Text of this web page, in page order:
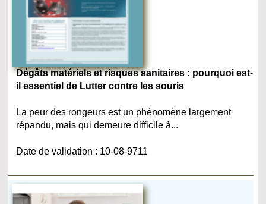
Dégâts matériels et risques sanitaires : pourquoi est-
il essentiel de Lutter contre les souris
La peur des rongeurs est un phénomène largement
répandu, mais qui demeure difficile à...
Date de validation : 10-08-9711